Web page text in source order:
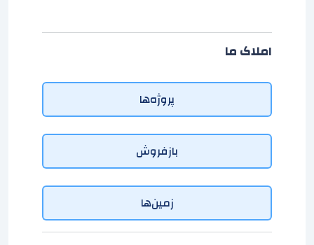
املاک ما
پروژه‌ها
بازفروش
زمین‌ها